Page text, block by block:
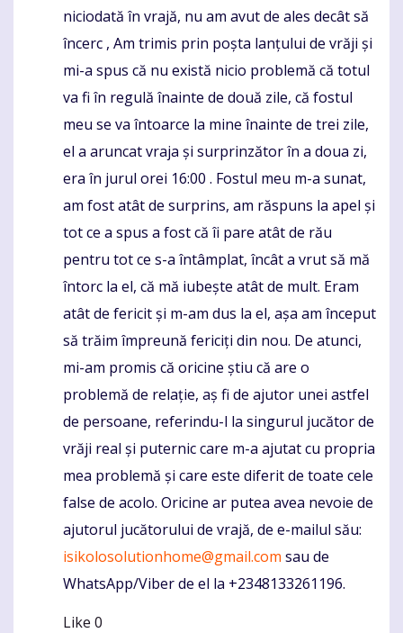
niciodată în vrajă, nu am avut de ales decât să
încerc , Am trimis prin poșta lanțului de vrăji și
mi-a spus că nu există nicio problemă că totul
va fi în regulă înainte de două zile, că fostul
meu se va întoarce la mine înainte de trei zile,
el a aruncat vraja și surprinzător în a doua zi,
era în jurul orei 16:00 . Fostul meu m-a sunat,
am fost atât de surprins, am răspuns la apel și
tot ce a spus a fost că îi pare atât de rău
pentru tot ce s-a întâmplat, încât a vrut să mă
întorc la el, că mă iubește atât de mult. Eram
atât de fericit și m-am dus la el, așa am început
să trăim împreună fericiți din nou. De atunci,
mi-am promis că oricine știu că are o
problemă de relație, aș fi de ajutor unei astfel
de persoane, referindu-l la singurul jucător de
vrăji real și puternic care m-a ajutat cu propria
mea problemă și care este diferit de toate cele
false de acolo. Oricine ar putea avea nevoie de
ajutorul jucătorului de vrajă, de e-mailul său:
isikolosolutionhome@gmail.com sau de
WhatsApp/Viber de el la +2348133261196.
Like 0